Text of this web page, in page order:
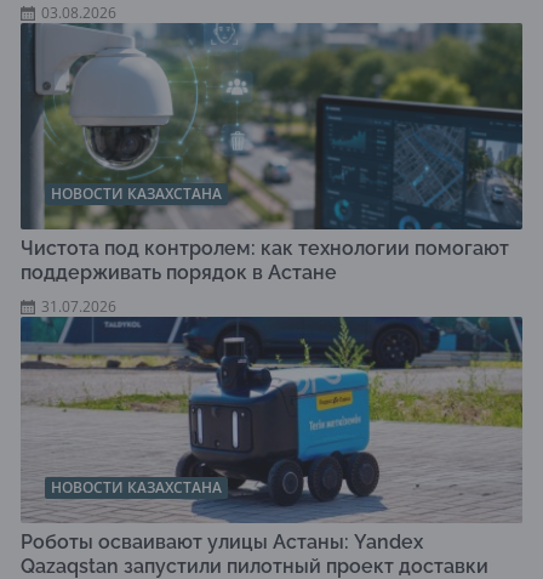
03.08.2026
НОВОСТИ КАЗАХСТАНА
Чистота под контролем: как технологии помогают
поддерживать порядок в Астане
31.07.2026
НОВОСТИ КАЗАХСТАНА
Роботы осваивают улицы Астаны: Yandex
Qazaqstan запустили пилотный проект доставки